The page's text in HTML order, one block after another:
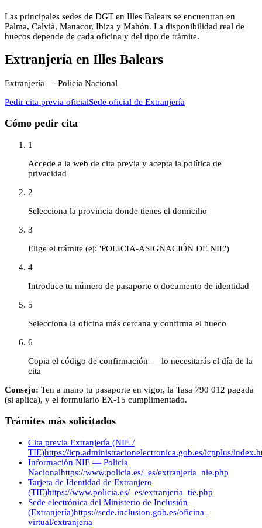
Las principales sedes de DGT en Illes Balears se encuentran en
Palma, Calvià, Manacor, Ibiza y Mahón. La disponibilidad real de
huecos depende de cada oficina y del tipo de trámite.
Extranjería en Illes Balears
Extranjería — Policía Nacional
Pedir cita previa oficialSede oficial de Extranjería
Cómo pedir cita
1
Accede a la web de cita previa y acepta la política de
privacidad
2
Selecciona la provincia donde tienes el domicilio
3
Elige el trámite (ej: 'POLICIA-ASIGNACIÓN DE NIE')
4
Introduce tu número de pasaporte o documento de identidad
5
Selecciona la oficina más cercana y confirma el hueco
6
Copia el código de confirmación — lo necesitarás el día de la
cita
Consejo: Ten a mano tu pasaporte en vigor, la Tasa 790 012 pagada
(si aplica), y el formulario EX-15 cumplimentado.
Trámites más solicitados
Cita previa Extranjería (NIE /
TIE)https://icp.administracionelectronica.gob.es/icpplus/
Información NIE — Policía
Nacionalhttps://www.policia.es/_es/extranjeria_nie.php
Tarjeta de Identidad de Extranjero
(TIE)https://www.policia.es/_es/extranjeria_tie.php
Sede electrónica del Ministerio de Inclusión
(Extranjería)https://sede.inclusion.gob.es/oficina-
virtual/extranjeria